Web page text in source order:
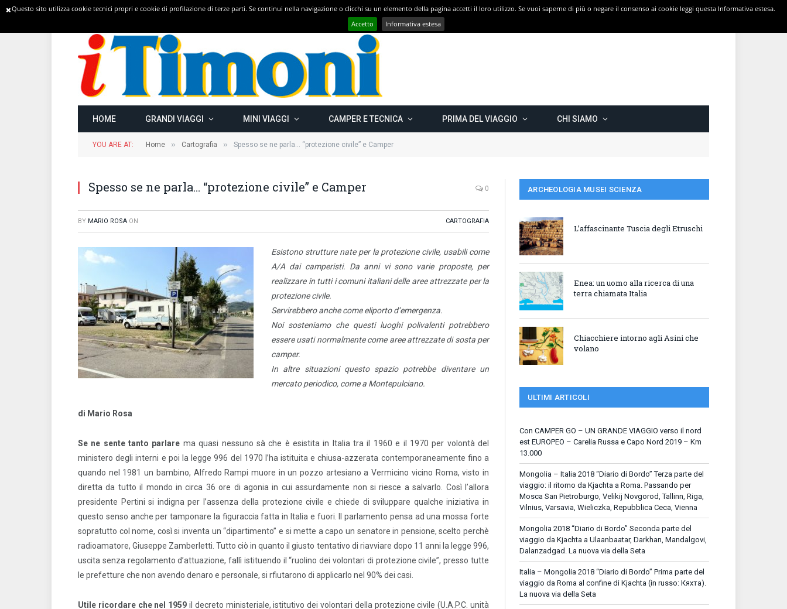
TRENDING Con CAMPER GO – UN GRANDE VIAGGIO verso il nord est EUROPEO – Carelia Russa e Capo Nord 2019 – Km 13.000
HOME GRANDI VIAGGI MINI VIAGGI CAMPER E TECNICA PRIMA DEL VIAGGIO CHI SIAMO
YOU ARE AT: Home » Cartografia » Spesso se ne parla… “protezione civile” e Camper
Spesso se ne parla… “protezione civile” e Camper 0
BY MARIO ROSA ON CARTOGRAFIA
Esistono strutture nate per la protezione civile, usabili come
A/A dai camperisti. Da anni vi sono varie proposte, per
realizzare in tutti i comuni italiani delle aree attrezzate per la
protezione civile.
Servirebbero anche come eliporto d’emergenza.
Noi sosteniamo che questi luoghi polivalenti potrebbero
essere usati normalmente come aree attrezzate di sosta per
camper.
In altre situazioni questo spazio potrebbe diventare un
mercato periodico, come a Montepulciano.
di Mario Rosa
Se ne sente tanto parlare ma quasi nessuno sà che è esistita in Italia tra il 1960 e il 1970 per volontà del
ministero degli interni e poi la legge 996 del 1970 l’ha istituita e chiusa-azzerata contemporaneamente fino a
quando nel 1981 un bambino, Alfredo Rampi muore in un pozzo artesiano a Vermicino vicino Roma, visto in
diretta da tutto il mondo in circa 36 ore di agonia in cui assurdamente non si riesce a salvarlo. Così l’allora
presidente Pertini si indigna per l’assenza della protezione civile e chiede di sviluppare qualche iniziativa in
questo senso anche per tamponare la figuraccia fatta in Italia e fuori. Il parlamento pensa ad una mossa forte
sopratutto col nome, così si inventa un “dipartimento” e si mette a capo un senatore in pensione, scelto perchè
radioamatore, Giuseppe Zamberletti. Tutto ciò in quanto il giusto tentativo di riavviare dopo 11 anni la legge 996,
uscita senza regolamento d’attuazione, fallì istituendo il “ruolino dei volontari di protezione civile”, presso tutte
le prefetture che non avendo denaro e personale, si rfiutarono di applicarlo nel 90% dei casi.
Utile ricordare che nel 1959 il decreto ministeriale, istitutivo dei volontari della protezione civile (U.A.P.C. unità
ARCHEOLOGIA MUSEI SCIENZA
L’affascinante Tuscia degli Etruschi
Enea: un uomo alla ricerca di una
terra chiamata Italia
Chiacchiere intorno agli Asini che
volano
ULTIMI ARTICOLI
Con CAMPER GO – UN GRANDE VIAGGIO verso il nord
est EUROPEO – Carelia Russa e Capo Nord 2019 – Km
13.000
Mongolia – Italia 2018 “Diario di Bordo” Terza parte del
viaggio: il ritorno da Kjachta a Roma. Passando per
Mosca San Pietroburgo, Velikij Novgorod, Tallinn, Riga,
Vilnius, Varsavia, Wieliczka, Repubblica Ceca, Vienna
Mongolia 2018 “Diario di Bordo” Seconda parte del
viaggio da Kjachta a Ulaanbaatar, Darkhan, Mandalgovi,
Dalanzadgad. La nuova via della Seta
Italia – Mongolia 2018 “Diario di Bordo” Prima parte del
viaggio da Roma al confine di Kjachta (in russo: Кяхта).
La nuova via della Seta
Questo sito utilizza cookie tecnici propri e cookie di profilazione di terze parti. Se continui nella navigazione o clicchi su un elemento della pagina accetti il loro utilizzo. Se vuoi saperne di più o negare il consenso ai cookie leggi questa Informativa estesa.
Accetto
Informativa estesa